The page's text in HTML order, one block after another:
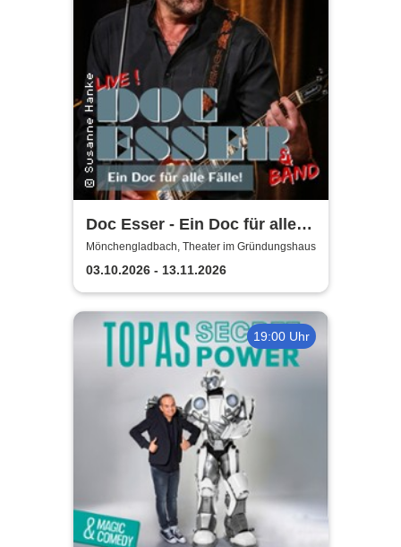
Doc Esser - Ein Doc für alle
Fälle
Mönchengladbach, Theater im Gründungshaus
03.10.2026 - 13.11.2026
19:00 Uhr